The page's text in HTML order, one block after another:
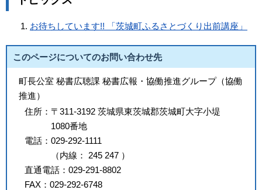
お待ちしています!! 「茨城町ふるさとづくり出前講座」
このページについてのお問い合わせ先
町長公室 秘書広聴課 秘書広報・協働推進グループ（協働
推進）
住所： 〒311-3192 茨城県東茨城郡茨城町大字小堤
1080番地
電話： 029-292-1111
（内線 ： 245 247 ）
直通電話： 029-291-8802
FAX： 029-292-6748